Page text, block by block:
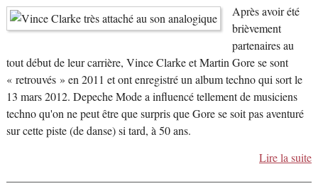
Après avoir été
brièvement
partenaires au
tout début de leur carrière, Vince Clarke et Martin Gore se sont
« retrouvés » en 2011 et ont enregistré un album techno qui sort le
13 mars 2012. Depeche Mode a influencé tellement de musiciens
techno qu'on ne peut être que surpris que Gore se soit pas aventuré
sur cette piste (de danse) si tard, à 50 ans.
Lire la suite